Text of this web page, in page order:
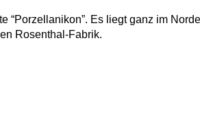
“Porzellanikon”. Es liegt ganz im
Rosenthal-Fabrik.